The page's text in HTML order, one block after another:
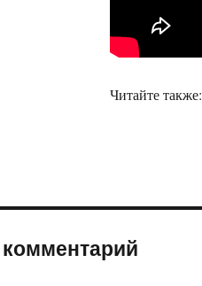
Читайте также: